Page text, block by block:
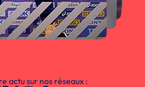
actu sur nos réseaux :